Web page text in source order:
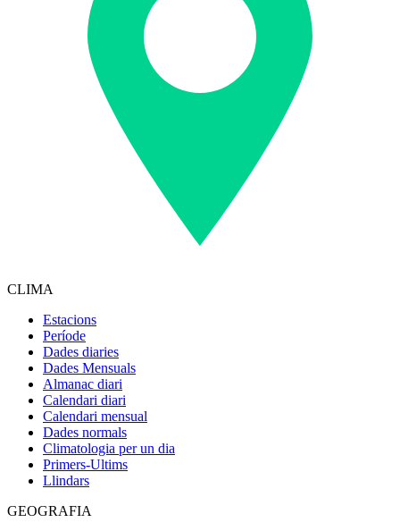
CLIMA
Estacions
Període
Dades diaries
Dades Mensuals
Almanac diari
Calendari diari
Calendari mensual
Dades normals
Climatologia per un dia
Primers-Ultims
Llindars
GEOGRAFIA